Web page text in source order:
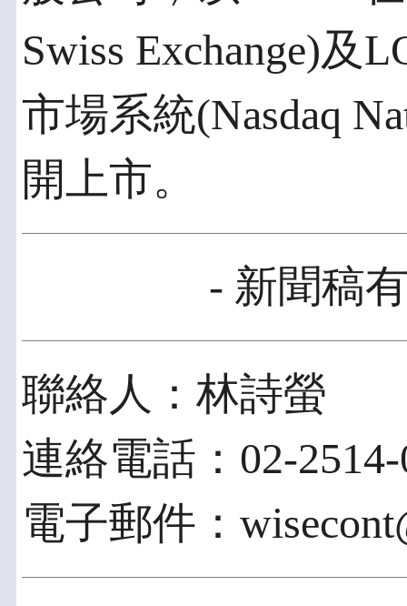
Swiss Exchange)及
市場系統(Nasdaq
開上市。
- 新聞稿
聯絡人：林詩螢
連絡電話：02-2514-
電子郵件：